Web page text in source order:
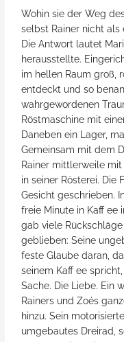
Wohin sie der Weg
selbst Rainer nicht als
Die Antwort lautet
herausstellte.
im hellen Raum groß,
entdeckt und so
wahrgewordenen
Röstmaschine mit
Daneben ein Lager,
Gemeinsam mit dem
Rainer mittlerweile
in seiner Rösterei. Die
Gesicht geschrieben.
freie Minute in Kaff ee
gab viele
geblieben: Seine
feste Glaube daran,
seinem Kaff ee
Sache. Die Liebe. Ein
Rainers und Zoés
hinzu. Sein
umgebautes Dreirad,